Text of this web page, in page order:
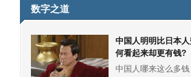
数字之道
中国人明明比日本人
何看起来却更有钱?
中国人哪来这么多钱